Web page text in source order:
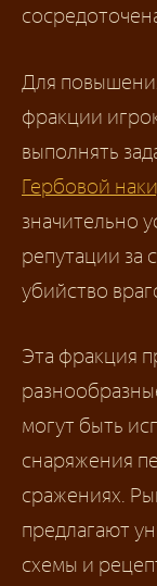
Для
фракции
выполнять
Гербовой
значительно
репутации за
убийство
Эта фракция
могут быть
снаряжения
сражениях.
предлагают
схемы и